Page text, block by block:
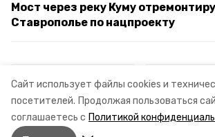
Сайт использует файлы cookies и
посетителей. Продолжая пользоваться
соглашаетесь с Политикой
Мост через реку Куму
Ставрополье по нацпроекту
ремонт мостов